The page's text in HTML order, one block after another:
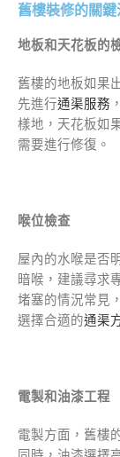
舊樓裝修的關
地板和天花板的
舊樓的地板如果
先進行通渠服務
樣地，天花板如
需要進行修復。
喉位檢查
屋內的水喉是否
暗喉，建議尋求
堵塞的情況常見
選擇合適的通渠
電製和油漆工程
電製方面，舊樓